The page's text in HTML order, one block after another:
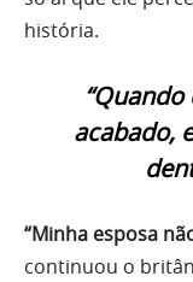
história.
acabado,
“Minha esposa
continuou o